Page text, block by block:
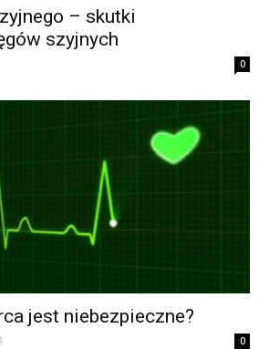
– skutki
szyjnych
0
jest niebezpieczne?
0